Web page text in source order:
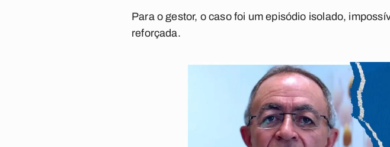
Para o gestor, o caso foi um episódio isolado,
reforçada.